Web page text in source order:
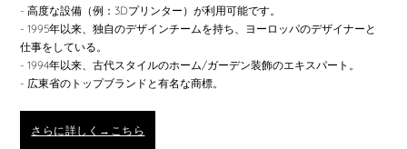
- 高度な設備（例：3Dプリンター）が利用可能です。
- 1995年以来、独自のデザインチームを持ち、ヨーロッパのデザイナーと
仕事をしている。
- 1994年以来、古代スタイルのホーム/ガーデン装飾のエキスパート。
- 広東省のトップブランドと有名な商標。
さらに詳しく→こちら